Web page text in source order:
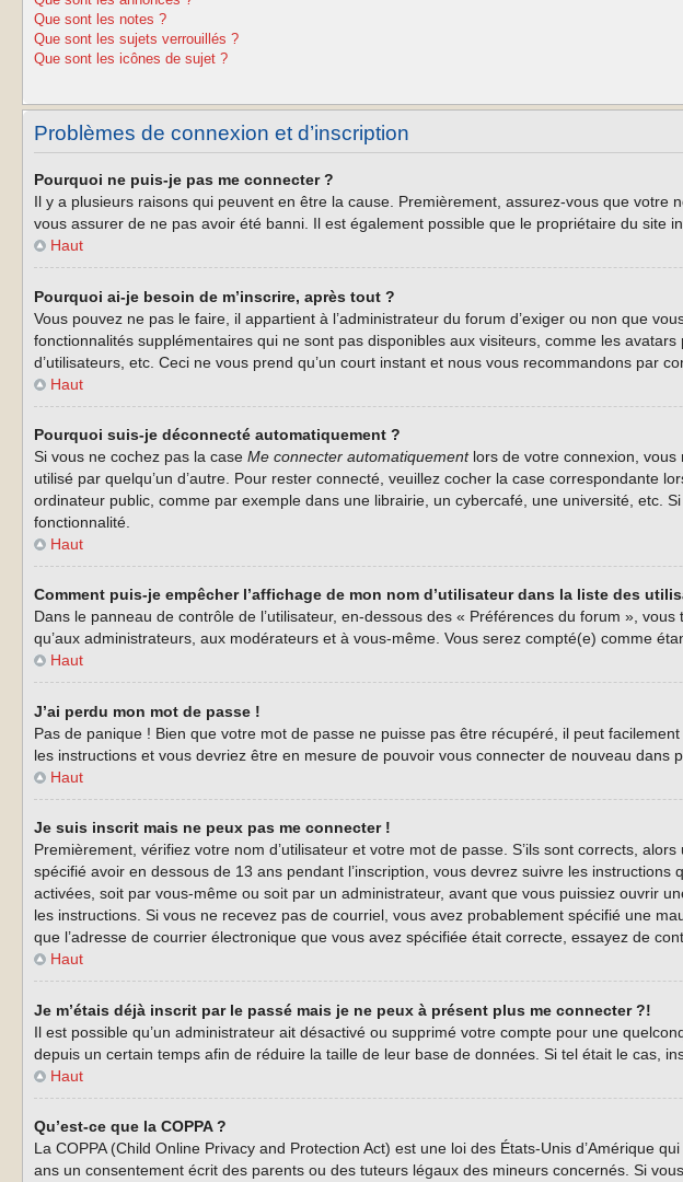
Que sont les notes ?
Que sont les sujets verrouillés ?
Que sont les icônes de sujet ?
Problèmes de connexion et d’inscription
Pourquoi ne puis-je pas me connecter ?
Il y a plusieurs raisons qui peuvent en être la cause. Premièrement, assurez-vous que votre
vous assurer de ne pas avoir été banni. Il est également possible que le propriétaire du site
Haut
Pourquoi ai-je besoin de m’inscrire, après tout ?
Vous pouvez ne pas le faire, il appartient à l’administrateur du forum d’exiger ou non que
fonctionnalités supplémentaires qui ne sont pas disponibles aux visiteurs, comme les
d’utilisateurs, etc. Ceci ne vous prend qu’un court instant et nous vous recommandons par
Haut
Pourquoi suis-je déconnecté automatiquement ?
Si vous ne cochez pas la case Me connecter automatiquementlors de votre connexion, vous
utilisé par quelqu’un d’autre. Pour rester connecté, veuillez cocher la case correspondante
ordinateur public, comme par exemple dans une librairie, un cybercafé, une université, etc.
fonctionnalité.
Haut
Comment puis-je empêcher l’affichage de mon nom d’utilisateur dans la liste des
Dans le panneau de contrôle de l’utilisateur, en-dessous des « Préférences du forum », vous
qu’aux administrateurs, aux modérateurs et à vous-même. Vous serez compté(e) comme
Haut
J’ai perdu mon mot de passe !
Pas de panique ! Bien que votre mot de passe ne puisse pas être récupéré, il peut
les instructions et vous devriez être en mesure de pouvoir vous connecter de nouveau dans
Haut
Je suis inscrit mais ne peux pas me connecter !
Premièrement, vérifiez votre nom d’utilisateur et votre mot de passe. S’ils sont corrects,
spécifié avoir en dessous de 13 ans pendant l’inscription, vous devrez suivre les
activées, soit par vous-même ou soit par un administrateur, avant que vous puissiez ouvrir
les instructions. Si vous ne recevez pas de courriel, vous avez probablement spécifié une
que l’adresse de courrier électronique que vous avez spécifiée était correcte, essayez de
Haut
Je m’étais déjà inscrit par le passé mais je ne peux à présent plus me connecter ?!
Il est possible qu’un administrateur ait désactivé ou supprimé votre compte pour une
depuis un certain temps afin de réduire la taille de leur base de données. Si tel était le cas,
Haut
Qu’est-ce que la COPPA ?
La COPPA (Child Online Privacy and Protection Act) est une loi des États-Unis d’Amérique
ans un consentement écrit des parents ou des tuteurs légaux des mineurs concernés. Si